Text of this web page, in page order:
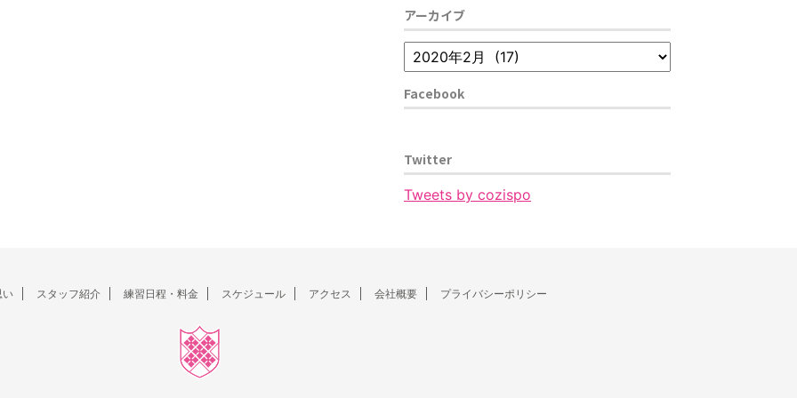
アーカイブ
Facebook
Twitter
Tweets by cozispo
い スタッフ紹介 練習日程・料金 スケジュール アクセス 会社概要 プライバシーポリシー